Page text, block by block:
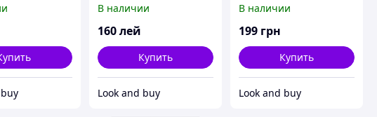
В наличии
160 лей
Купить
Look and buy
В наличии
199 грн
Купить
Look and buy